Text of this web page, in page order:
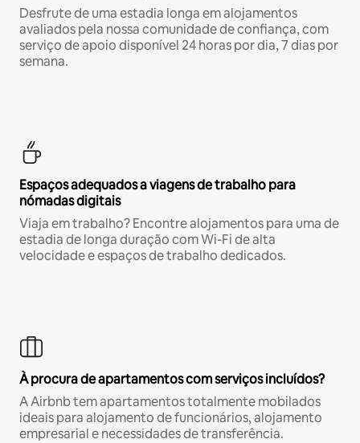
Desfrute de uma estadia longa em alojamentos
avaliados pela nossa comunidade de confiança, com
serviço de apoio disponível 24 horas por dia, 7 dias por
semana.
Espaços adequados a viagens de trabalho para
nómadas digitais
Viaja em trabalho? Encontre alojamentos para uma de
estadia de longa duração com Wi-Fi de alta
velocidade e espaços de trabalho dedicados.
À procura de apartamentos com serviços incluídos?
A Airbnb tem apartamentos totalmente mobilados
ideais para alojamento de funcionários, alojamento
empresarial e necessidades de transferência.